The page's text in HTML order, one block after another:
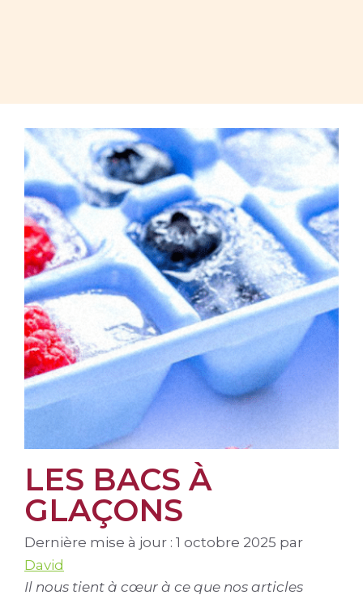
LES BACS À
GLAÇONS
Dernière mise à jour : 1 octobre 2025 par
David
Il nous tient à cœur à ce que nos articles